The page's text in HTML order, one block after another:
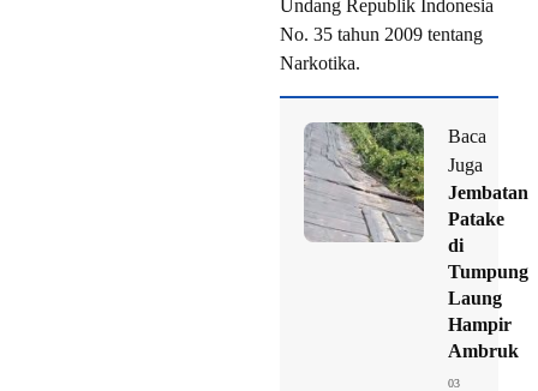
Undang Republik Indonesia
No. 35 tahun 2009 tentang
Narkotika.
Baca
Juga
Jembatan
Patake
di
Tumpung
Laung
Hampir
Ambruk
03